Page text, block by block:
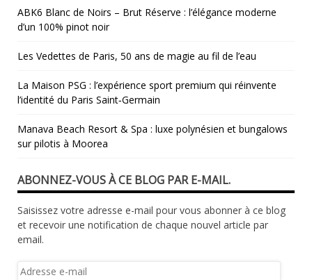
ABK6 Blanc de Noirs – Brut Réserve : l’élégance moderne
d’un 100% pinot noir
Les Vedettes de Paris, 50 ans de magie au fil de l’eau
La Maison PSG : l’expérience sport premium qui réinvente
l’identité du Paris Saint‑Germain
Manava Beach Resort & Spa : luxe polynésien et bungalows
sur pilotis à Moorea
ABONNEZ-VOUS À CE BLOG PAR E-MAIL.
Saisissez votre adresse e-mail pour vous abonner à ce blog
et recevoir une notification de chaque nouvel article par
email.
Adresse